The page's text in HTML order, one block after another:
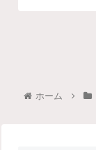
ホーム